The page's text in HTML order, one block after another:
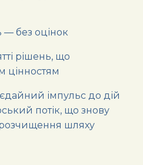
— без оцінок
рішень, що
цінностям
імпульс до дій
потік, що знову
розчищення шляху